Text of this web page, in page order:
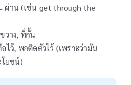
ผ่าน (เช่น get through the
วาง, ที่กั้น
อไว้, พกติดตัวไว้ (เพราะว่ามัน
ยชน์)